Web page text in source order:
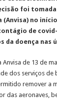
foi
(Anvisa) no
de
da doença nas
de 13 de
dos serviços de
remover a
das aeronaves,